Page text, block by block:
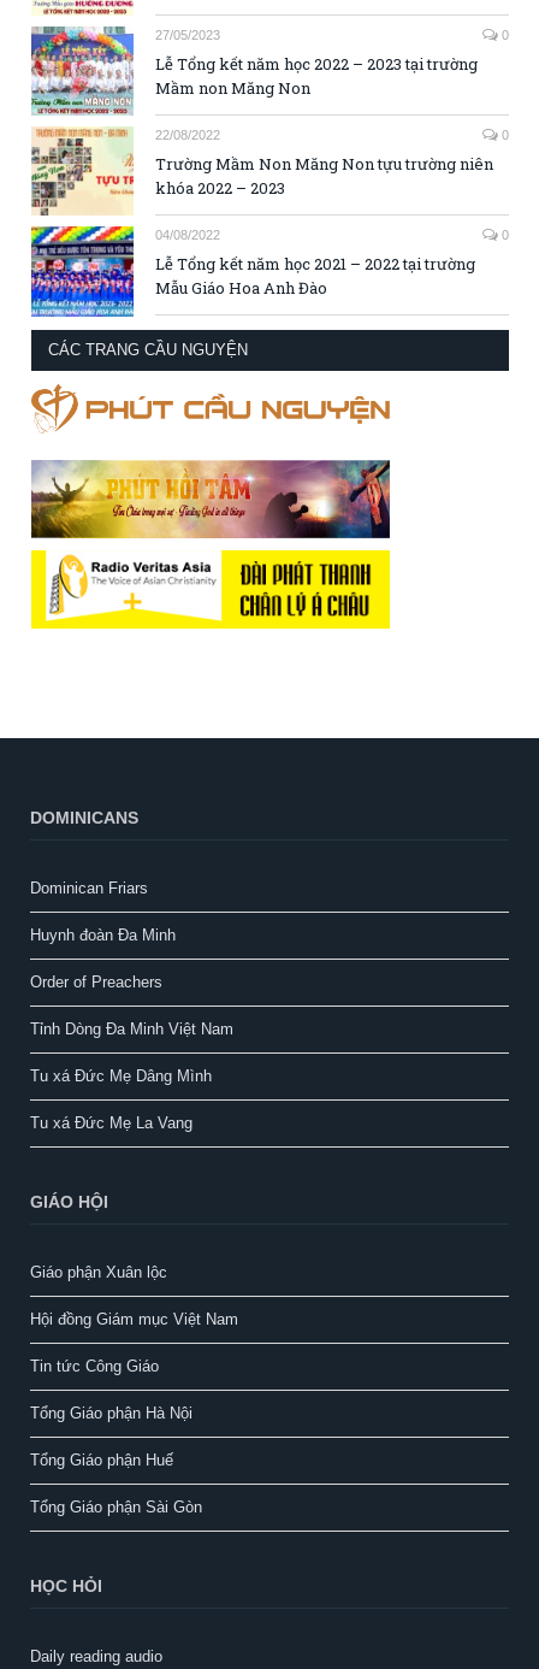
27/05/2023 0
Lễ Tổng kết năm học 2022 – 2023 tại trường
Mầm non Măng Non
22/08/2022 0
Trường Mầm Non Măng Non tựu trường niên
khóa 2022 – 2023
04/08/2022 0
Lễ Tổng kết năm học 2021 – 2022 tại trường
Mẫu Giáo Hoa Anh Đào
CÁC TRANG CẦU NGUYỆN
DOMINICANS
Dominican Friars
Huynh đoàn Đa Minh
Order of Preachers
Tỉnh Dòng Đa Minh Việt Nam
Tu xá Đức Mẹ Dâng Mình
Tu xá Đức Mẹ La Vang
GIÁO HỘI
Giáo phận Xuân lộc
Hội đồng Giám mục Việt Nam
Tin tức Công Giáo
Tổng Giáo phận Hà Nội
Tổng Giáo phận Huế
Tổng Giáo phận Sài Gòn
HỌC HỎI
Daily reading audio